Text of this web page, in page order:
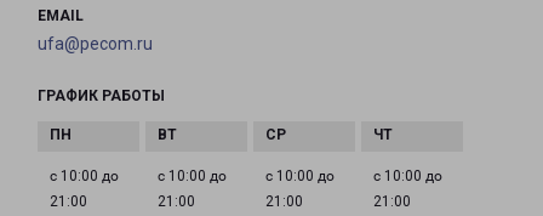
EMAIL
ufa@pecom.ru
ГРАФИК РАБОТЫ
с 10:00 до
21:00
с 10:00 до
21:00
с 10:00 до
21:00
с 10:00 до
21:00